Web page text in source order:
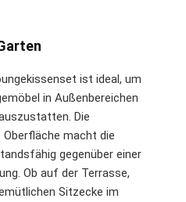
ist ideal, um
in Außenbereichen
Die
macht die
gegenüber einer
Ob auf der Terrasse,
Sitzecke im